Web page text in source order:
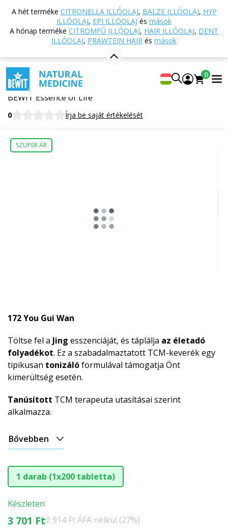
A hét terméke CITRONELLA ILLÓOLAJ, BALZE ILLÓOLAJ, HYP
ILLÓOLAJ, EPI ILLÓOLAJ és mások
A hónap terméke CITROMFŰ ILLÓOLAJ, HAIR ILLÓOLAJ, DENT
ILLÓOLAJ, PRAWTEIN HAIR és mások
0
Vissza a főoldalra Webáruház
Táplálkozás és
étrend-kiegészítők
TCM - Hagyományos kínai
orvoslás
172 – Életesszencia
172 – Életesszencia
Étrend-kiegészítő
BEWIT Essence of Life
0 Írja be saját értékelését
SZUPER ÁR
172 You Gui Wan
Töltse fel a Jing esszenciáját, és táplálja az életadó
folyadékot. Ez a szabadalmaztatott TCM-keverék egy
tipikusan tonizálóformulával támogatja Önt
kimerültség esetén.
Tanúsított TCM terapeuta utasításai szerint
alkalmazza.
Bővebben
1 darab (1x200 tabletta)
Készleten
3 701 Ft2 914 Ft ÁFA nélkül (27%)